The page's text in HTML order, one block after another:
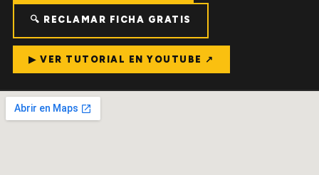
🔍 RECLAMAR FICHA GRATIS
▶ VER TUTORIAL EN YOUTUBE ↗